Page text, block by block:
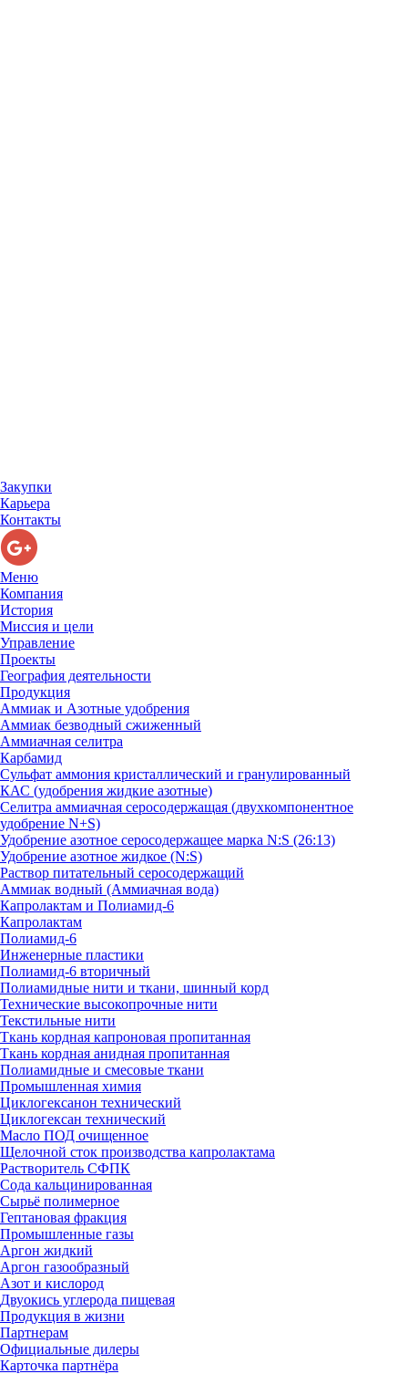
Закупки
Карьера
Контакты
Меню
Компания
История
Миссия и цели
Управление
Проекты
География деятельности
Продукция
Аммиак и Азотные удобрения
Аммиак безводный сжиженный
Аммиачная селитра
Карбамид
Сульфат аммония кристаллический и гранулированный
КАС (удобрения жидкие азотные)
Селитра аммиачная серосодержащая (двухкомпонентное
удобрение N+S)
Удобрение азотное серосодержащее марка N:S (26:13)
Удобрение азотное жидкое (N:S)
Раствор питательный серосодержащий
Аммиак водный (Аммиачная вода)
Капролактам и Полиамид-6
Капролактам
Полиамид-6
Инженерные пластики
Полиамид-6 вторичный
Полиамидные нити и ткани, шинный корд
Технические высокопрочные нити
Текстильные нити
Ткань кордная капроновая пропитанная
Ткань кордная анидная пропитанная
Полиамидные и смесовые ткани
Промышленная химия
Циклогексанон технический
Циклогексан технический
Масло ПОД очищенное
Щелочной сток производства капролактама
Растворитель СФПК
Сода кальцинированная
Сырьё полимерное
Гептановая фракция
Промышленные газы
Аргон жидкий
Аргон газообразный
Азот и кислород
Двуокись углерода пищевая
Продукция в жизни
Партнерам
Официальные дилеры
Карточка партнёра